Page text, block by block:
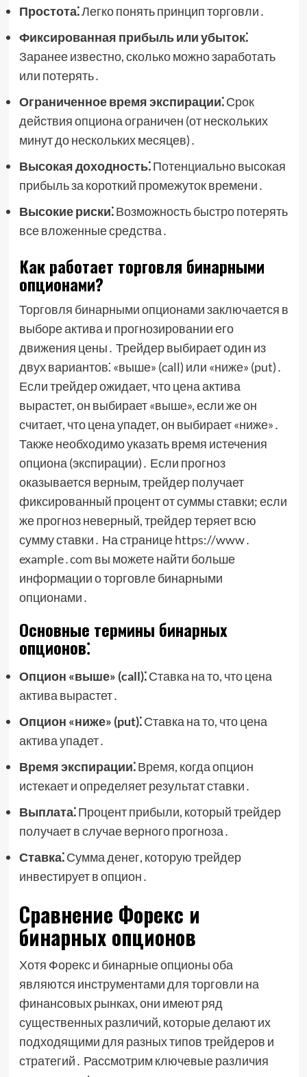
Простота⁚Легко понять принцип торговли․
Фиксированная прибыль или убыток⁚
Заранее известно, сколько можно заработать
или потерять․
Ограниченное время экспирации⁚Срок
действия опциона ограничен (от нескольких
минут до нескольких месяцев)․
Высокая доходность⁚Потенциально высокая
прибыль за короткий промежуток времени․
Высокие риски⁚Возможность быстро потерять
все вложенные средства․
Как работает торговля бинарными
опционами?
Торговля бинарными опционами заключается в
выборе актива и прогнозировании его
движения цены․ Трейдер выбирает один из
двух вариантов⁚ «выше» (call) или «ниже» (put)․
Если трейдер ожидает, что цена актива
вырастет, он выбирает «выше», если же он
считает, что цена упадет, он выбирает «ниже»․
Также необходимо указать время истечения
опциона (экспирации)․ Если прогноз
оказывается верным, трейдер получает
фиксированный процент от суммы ставки; если
же прогноз неверный, трейдер теряет всю
сумму ставки․ На странице https://www․
example․com вы можете найти больше
информации о торговле бинарными
опционами․
Основные термины бинарных
опционов⁚
Опцион «выше» (call)⁚Ставка на то, что цена
актива вырастет․
Опцион «ниже» (put)⁚Ставка на то, что цена
актива упадет․
Время экспирации⁚Время, когда опцион
истекает и определяет результат ставки․
Выплата⁚Процент прибыли, который трейдер
получает в случае верного прогноза․
Ставка⁚Сумма денег, которую трейдер
инвестирует в опцион․
Сравнение Форекс и
бинарных опционов
Хотя Форекс и бинарные опционы оба
являются инструментами для торговли на
финансовых рынках, они имеют ряд
существенных различий, которые делают их
подходящими для разных типов трейдеров и
стратегий․ Рассмотрим ключевые различия